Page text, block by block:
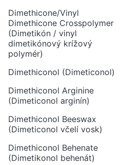
Dimethicone/Vinyl
Dimethicone Crosspolymer
(Dimetikón / vinyl
dimetikónový krížový
polymér)
Dimethiconol (Dimeticonol)
Dimethiconol Arginine
(Dimeticonol arginín)
Dimethiconol Beeswax
(Dimeticonol včelí vosk)
Dimethiconol Behenate
(Dimetikonol behenát)